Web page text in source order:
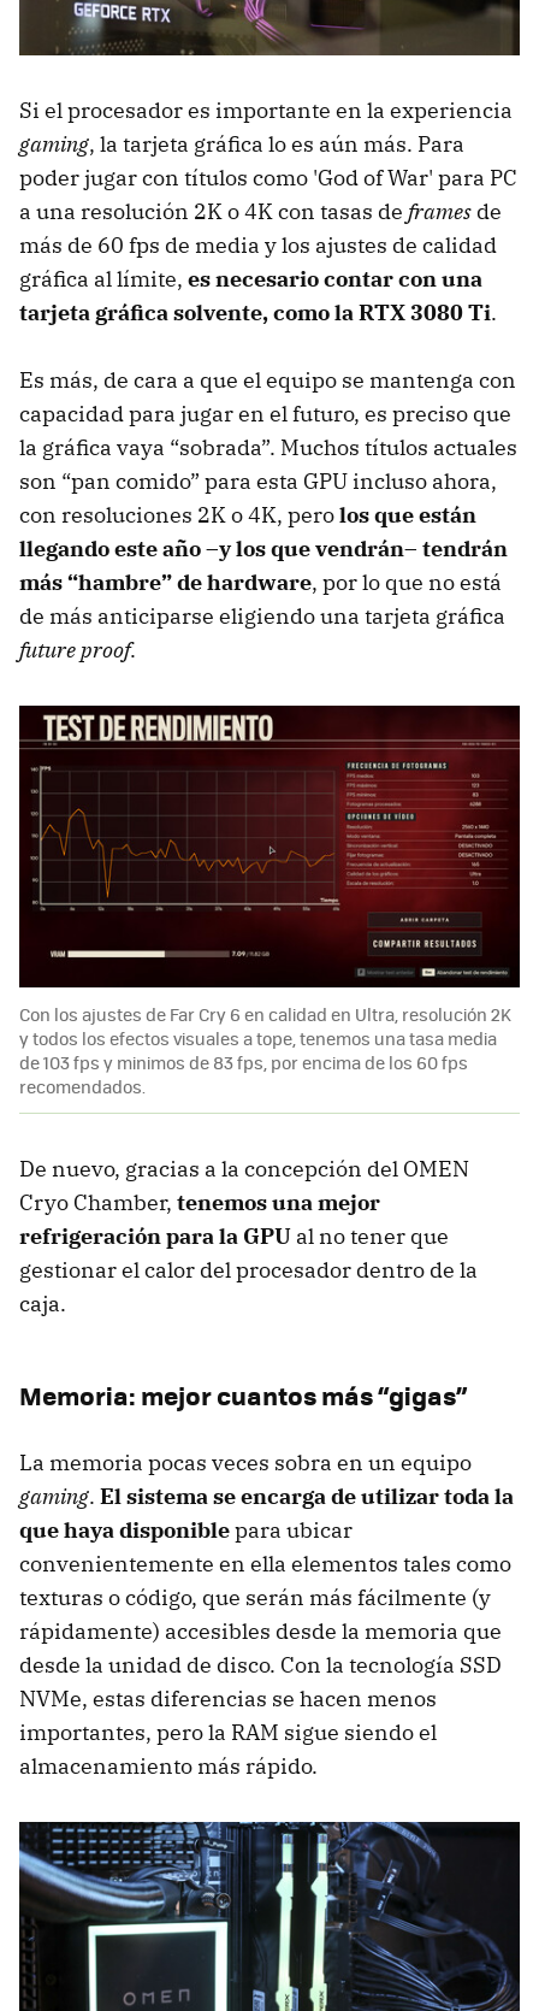
Si el procesador es importante en la experiencia
gaming, la tarjeta gráfica lo es aún más. Para
poder jugar con títulos como 'God of War' para PC
a una resolución 2K o 4K con tasas de frames de
más de 60 fps de media y los ajustes de calidad
gráfica al límite, es necesario contar con una
tarjeta gráfica solvente, como la RTX 3080 Ti.
Es más, de cara a que el equipo se mantenga con
capacidad para jugar en el futuro, es preciso que
la gráfica vaya “sobrada”. Muchos títulos actuales
son “pan comido” para esta GPU incluso ahora,
con resoluciones 2K o 4K, perolos que están
llegando este año –y los que vendrán– tendrán
más “hambre” de hardware, por lo que no está
de más anticiparse eligiendo una tarjeta gráfica
future proof.
Con los ajustes de Far Cry 6 en calidad en Ultra, resolución 2K
y todos los efectos visuales a tope, tenemos una tasa media
de 103 fps y minimos de 83 fps, por encima de los 60 fps
recomendados.
De nuevo, gracias a la concepción del OMEN
Cryo Chamber, tenemos una mejor
refrigeración para la GPU al no tener que
gestionar el calor del procesador dentro de la
caja.
Memoria: mejor cuantos más “gigas”
La memoria pocas veces sobra en un equipo
gaming. El sistema se encarga de utilizar toda la
que haya disponiblepara ubicar
convenientemente en ella elementos tales como
texturas o código, que serán más fácilmente (y
rápidamente) accesibles desde la memoria que
desde la unidad de disco. Con la tecnología SSD
NVMe, estas diferencias se hacen menos
importantes, pero la RAM sigue siendo el
almacenamiento más rápido.